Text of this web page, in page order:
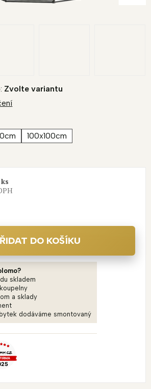
Zvolte variantu
100x100cm
DO KOŠÍKU
skladem
a sklady
dodáváme smontovaný